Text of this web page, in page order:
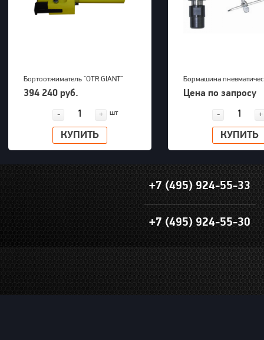
Бортоотжиматель "OTR GIANT"
(39-63") для 5-ти составных
394 240 руб.
- + шт
КУПИТЬ
Бормашина
Kawasaki KPT-26DGBS
Цена по запросу
- +
КУПИТЬ
+7 (495) 924-55-33
+7 (495) 924-55-30